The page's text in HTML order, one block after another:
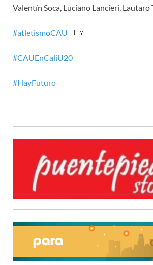
Valentín Soca, Luciano Lancieri, Lautaro
#atletismoCAU 🇺🇾
#CAUEnCaliU20
#HayFuturo